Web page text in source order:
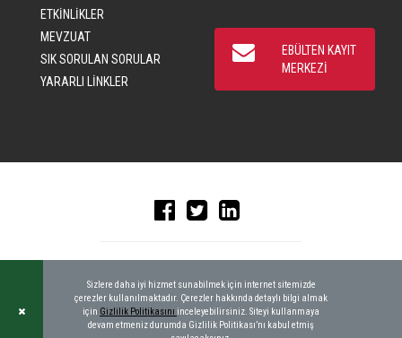
ETKİNLİKLER
MEVZUAT
SIK SORULAN SORULAR
YARARLI LİNKLER
EBÜLTEN KAYIT
MERKEZİ
Sizlere daha iyi hizmet sunabilmek için internet sitemizde
çerezler kullanılmaktadır. Çerezler hakkında detaylı bilgi almak
için Gizlilik Politikasını inceleyebilirsiniz. Siteyi kullanmaya
devam etmeniz durumda Gizlilik Politikası’nı kabul etmiş